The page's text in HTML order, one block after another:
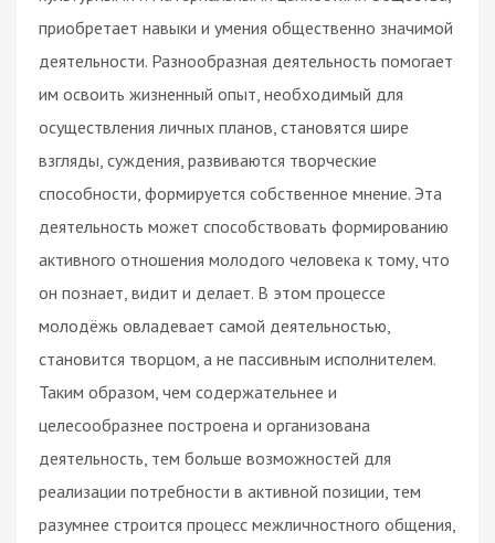
приобретает навыки и умения общественно значимой
деятельности. Разнообразная деятельность помогает
им освоить жизненный опыт, необходимый для
осуществления личных планов, становятся шире
взгляды, суждения, развиваются творческие
способности, формируется собственное мнение. Эта
деятельность может способствовать формированию
активного отношения молодого человека к тому, что
он познает, видит и делает. В этом процессе
молодёжь овладевает самой деятельностью,
становится творцом, а не пассивным исполнителем.
Таким образом, чем содержательнее и
целесообразнее построена и организована
деятельность, тем больше возможностей для
реализации потребности в активной позиции, тем
разумнее строится процесс межличностного общения,